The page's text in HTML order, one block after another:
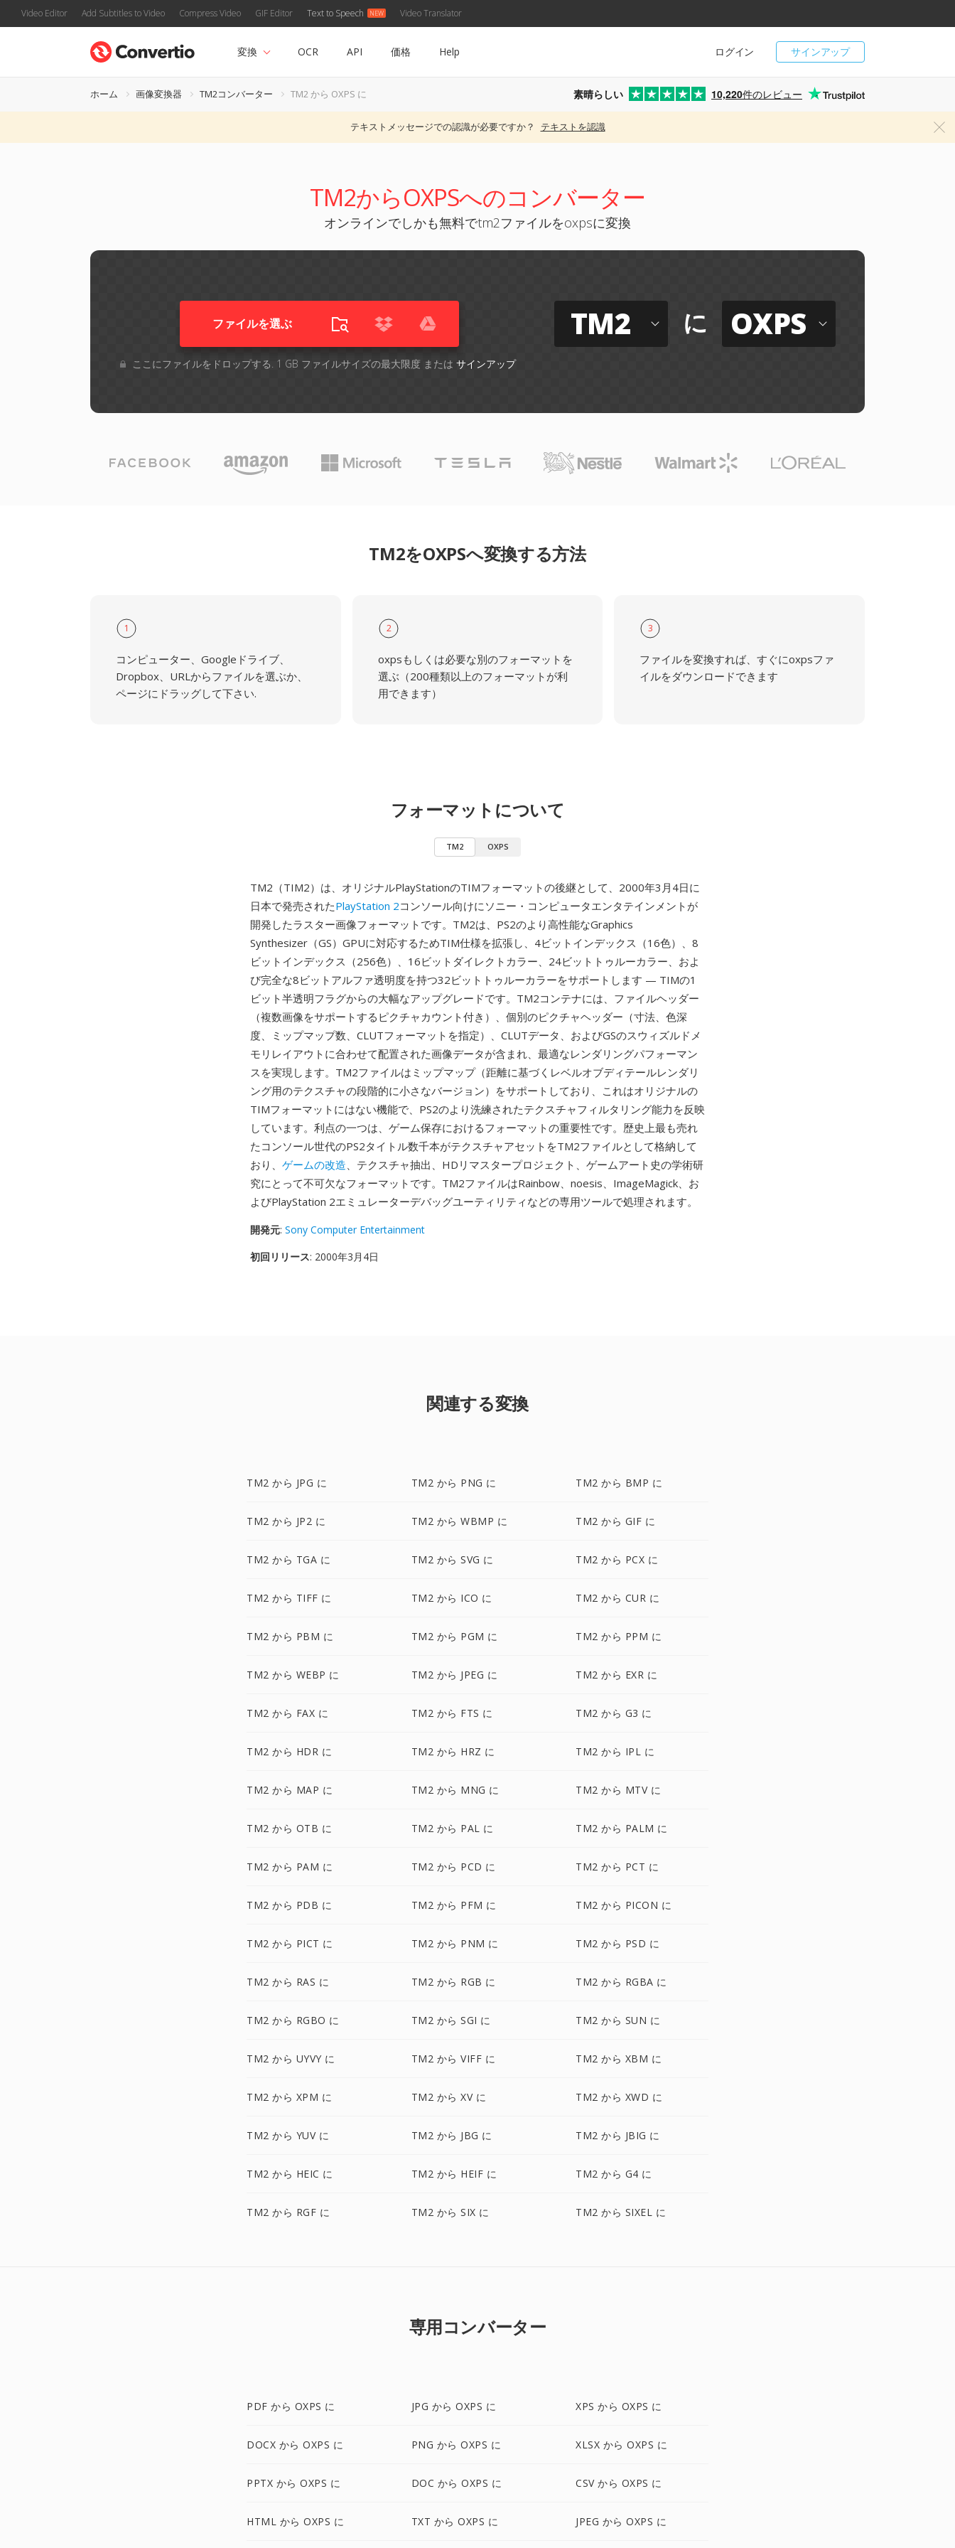
Video Editor Add Subtitles to Video Compress Video GIF Editor Text to Speech Video Translator
サインアップ
ログイン
変換 OCR API 価格 Help
ホーム 画像変換器 TM2コンバーター TM2 から OXPS に 素晴らしい 10,220件のレビュー
テキストメッセージでの認識が必要ですか？ テキストを認識
TM2からOXPSへのコンバーター
オンラインでしかも無料でtm2ファイルをoxpsに変換
ファイルを選ぶ
ここにファイルをドロップする. 1 GB ファイルサイズの最大限度 または サインアップ
TM2 に OXPS
TM2をOXPSへ変換する方法
1
コンピューター、Googleドライブ、
Dropbox、URLからファイルを選ぶか、
ページにドラッグして下さい.
2
oxpsもしくは必要な別のフォーマットを
選ぶ（200種類以上のフォーマットが利
用できます）
3
ファイルを変換すれば、すぐにoxpsファ
イルをダウンロードできます
フォーマットについて
TM2 OXPS
TM2（TIM2）は、オリジナルPlayStationのTIMフォーマットの後継として、2000年3月4日に
日本で発売されたPlayStation 2コンソール向けにソニー・コンピュータエンタテインメントが
開発したラスター画像フォーマットです。TM2は、PS2のより高性能なGraphics
Synthesizer（GS）GPUに対応するためTIM仕様を拡張し、4ビットインデックス（16色）、8
ビットインデックス（256色）、16ビットダイレクトカラー、24ビットトゥルーカラー、およ
び完全な8ビットアルファ透明度を持つ32ビットトゥルーカラーをサポートします — TIMの1
ビット半透明フラグからの大幅なアップグレードです。TM2コンテナには、ファイルヘッダー
（複数画像をサポートするピクチャカウント付き）、個別のピクチャヘッダー（寸法、色深
度、ミップマップ数、CLUTフォーマットを指定）、CLUTデータ、およびGSのスウィズルドメ
モリレイアウトに合わせて配置された画像データが含まれ、最適なレンダリングパフォーマン
スを実現します。TM2ファイルはミップマップ（距離に基づくレベルオブディテールレンダリ
ング用のテクスチャの段階的に小さなバージョン）をサポートしており、これはオリジナルの
TIMフォーマットにはない機能で、PS2のより洗練されたテクスチャフィルタリング能力を反映
しています。利点の一つは、ゲーム保存におけるフォーマットの重要性です。歴史上最も売れ
たコンソール世代のPS2タイトル数千本がテクスチャアセットをTM2ファイルとして格納して
おり、 ゲームの改造、テクスチャ抽出、HDリマスタープロジェクト、ゲームアート史の学術研
究にとって不可欠なフォーマットです。TM2ファイルはRainbow、noesis、ImageMagick、お
よびPlayStation 2エミュレーターデバッグユーティリティなどの専用ツールで処理されます。
開発元: Sony Computer Entertainment
初回リリース: 2000年3月4日
関連する変換
TM2 から JPG に TM2 から PNG に TM2 から BMP に
TM2 から JP2 に TM2 から WBMP に TM2 から GIF に
TM2 から TGA に TM2 から SVG に TM2 から PCX に
TM2 から TIFF に TM2 から ICO に TM2 から CUR に
TM2 から PBM に TM2 から PGM に TM2 から PPM に
TM2 から WEBP に TM2 から JPEG に TM2 から EXR に
TM2 から FAX に TM2 から FTS に TM2 から G3 に
TM2 から HDR に TM2 から HRZ に TM2 から IPL に
TM2 から MAP に TM2 から MNG に TM2 から MTV に
TM2 から OTB に TM2 から PAL に TM2 から PALM に
TM2 から PAM に TM2 から PCD に TM2 から PCT に
TM2 から PDB に TM2 から PFM に TM2 から PICON に
TM2 から PICT に TM2 から PNM に TM2 から PSD に
TM2 から RAS に TM2 から RGB に TM2 から RGBA に
TM2 から RGBO に TM2 から SGI に TM2 から SUN に
TM2 から UYVY に TM2 から VIFF に TM2 から XBM に
TM2 から XPM に TM2 から XV に TM2 から XWD に
TM2 から YUV に TM2 から JBG に TM2 から JBIG に
TM2 から HEIC に TM2 から HEIF に TM2 から G4 に
TM2 から RGF に TM2 から SIX に TM2 から SIXEL に
専用コンバーター
PDF から OXPS に JPG から OXPS に XPS から OXPS に
DOCX から OXPS に PNG から OXPS に XLSX から OXPS に
PPTX から OXPS に DOC から OXPS に CSV から OXPS に
HTML から OXPS に TXT から OXPS に JPEG から OXPS に